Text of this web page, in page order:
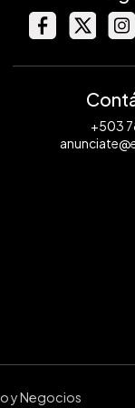
+503
y Negocios